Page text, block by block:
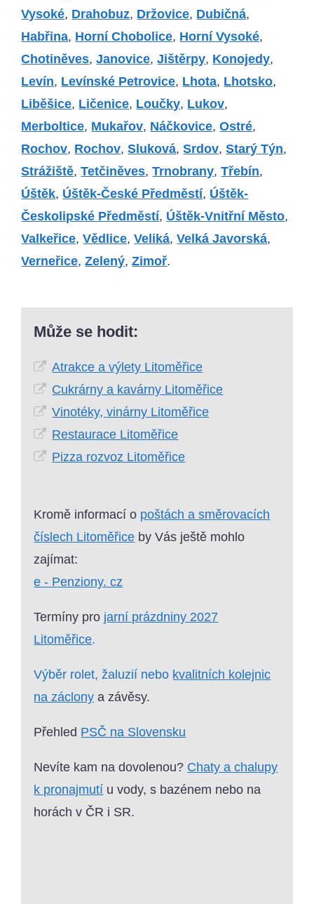
Vysoké, Drahobuz, Držovice, Dubičná,
Habřina, Horní Chobolice, Horní Vysoké,
Chotiněves,Janovice,Jištěrpy, Konojedy,
Levín, Levínské Petrovice, Lhota, Lhotsko,
Liběšice, Ličenice, Loučky, Lukov,
Merboltice, Mukařov, Náčkovice,Ostré,
Rochov, Rochov,Sluková,Srdov,Starý Týn,
Strážiště,Tetčiněves,Trnobrany,Třebín,
Úštěk, Úštěk-České Předměstí, Úštěk-
Českolipské Předměstí, Úštěk-Vnitřní Město,
Valkeřice,Vědlice,Veliká,Velká Javorská,
Verneřice,Zelený,Zimoř.
Může se hodit:
Atrakce a výlety Litoměřice
Cukrárny a kavárny Litoměřice
Vinotéky, vinárny Litoměřice
Restaurace Litoměřice
Pizza rozvoz Litoměřice
Kromě informací o poštách a směrovacích
číslech Litoměřice by Vás ještě mohlo
zajímat:
e - Penziony. cz
Termíny pro jarní prázdniny 2027
Litoměřice.
Výběr rolet, žaluzií nebo kvalitních kolejnic
na záclony a závěsy.
Přehled PSČ na Slovensku
Nevíte kam na dovolenou? Chaty a chalupy
k pronajmutí u vody, s bazénem nebo na
horách v ČR i SR.